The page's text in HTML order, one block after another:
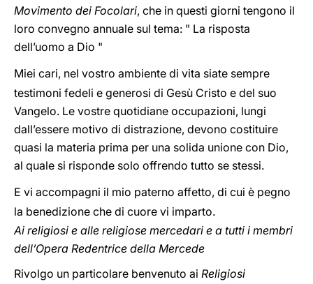
Movimento dei Focolari, che in questi giorni tengono il
loro convegno annuale sul tema: " La risposta
dell’uomo a Dio "
Miei cari, nel vostro ambiente di vita siate sempre
testimoni fedeli e generosi di Gesù Cristo e del suo
Vangelo. Le vostre quotidiane occupazioni, lungi
dall’essere motivo di distrazione, devono costituire
quasi la materia prima per una solida unione con Dio,
al quale si risponde solo offrendo tutto se stessi.
E vi accompagni il mio paterno affetto, di cui è pegno
la benedizione che di cuore vi imparto.
Ai religiosi e alle religiose mercedari e a tutti i membri
dell’Opera Redentrice della Mercede
Rivolgo un particolare benvenuto ai Religiosi